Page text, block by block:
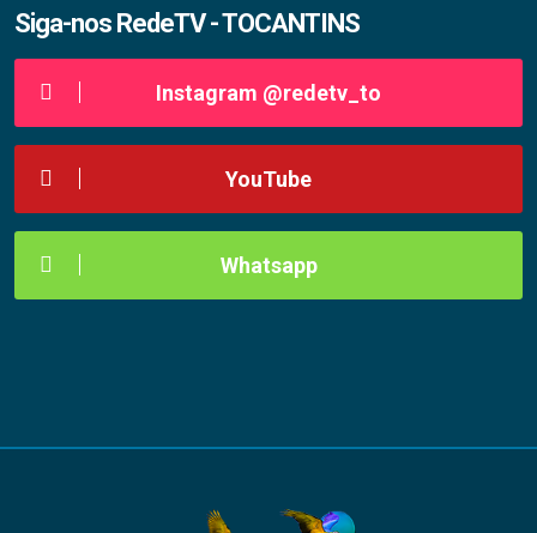
Siga-nos RedeTV - TOCANTINS
Instagram @redetv_to
YouTube
Whatsapp